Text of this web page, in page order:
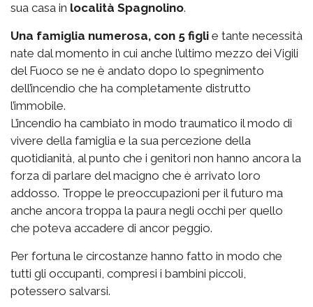
sua casa in località Spagnolino.
Una famiglia numerosa, con 5 figli e tante necessità
nate dal momento in cui anche l’ultimo mezzo dei Vigili
del Fuoco se ne è andato dopo lo spegnimento
dell’incendio che ha completamente distrutto
l’immobile.
L’incendio ha cambiato in modo traumatico il modo di
vivere della famiglia e la sua percezione della
quotidianità, al punto che i genitori non hanno ancora la
forza di parlare del macigno che è arrivato loro
addosso. Troppe le preoccupazioni per il futuro ma
anche ancora troppa la paura negli occhi per quello
che poteva accadere di ancor peggio.
Per fortuna le circostanze hanno fatto in modo che
tutti gli occupanti, compresi i bambini piccoli,
potessero salvarsi.